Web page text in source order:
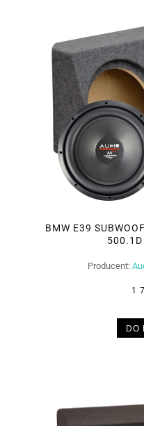
BMW E39
500.1D
Producent:
1
DO